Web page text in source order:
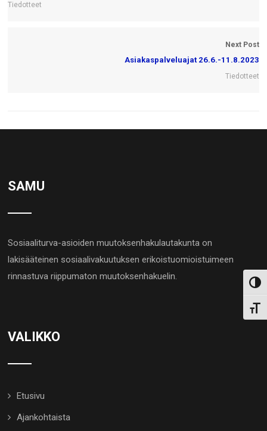
Tiedotteet
Next Post
Asiakaspalveluajat 26.6.-11.8.2023
Tiedotteet
SAMU
Sosiaaliturva-asioiden muutoksenhakulautakunta on
lakisääteinen sosiaalivakuutuksen erikoistuomioistuimeen
rinnastuva riippumaton muutoksenhakuelin.
VALIKKO
Etusivu
Ajankohtaista